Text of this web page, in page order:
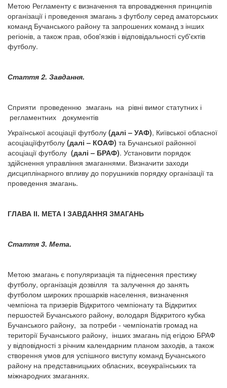
Метою Регламенту є визначення та впровадження принципів
організації і проведення змагань з футболу серед аматорських
команд Бучанського району та запрошених команд з інших
регіонів, а також прав, обов'язків і відповідальності суб'єктів
футболу.
Стаття 2. Завдання.
Сприяти проведенню змагань на рівні вимог статутних і
регламентних документів
Української асоціації футболу (далі – УАФ), Київської обласної
асоціаціїфутболу (далі – КОАФ) та Бучанської районної
асоціації футболу (далі – БРАФ). Установити порядок
здійснення управління змаганнями. Визначити заходи
дисциплінарного впливу до порушників порядку організації та
проведення змагань.
ГЛАВА ІІ. МЕТА І ЗАВДАННЯ ЗМАГАНЬ
Стаття 3. Мета.
Метою змагань є популяризація та піднесення престижу
футболу, організація дозвілля та залучення до занять
футболом широких прошарків населення, визначення
чемпіона та призерів Відкритого чемпіонату та Відкритих
першостей Бучанського району, володаря Відкритого кубка
Бучанського району, за потреби - чемпіонатів громад на
території Бучанського району, інших змагань під егідою БРАФ
у відповідності з річним календарним планом заходів, а також
створення умов для успішного виступу команд Бучанського
району на представницьких обласних, всеукраїнських та
міжнародних змаганнях.